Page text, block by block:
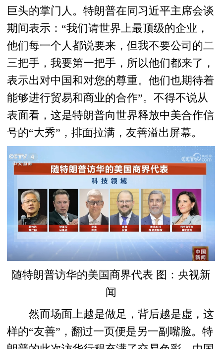
巨头的掌门人。特朗普在同习近平主席会谈
期间表示：“我们请世界上最顶级的企业，
他们每一个人都说要来，但我不要公司的二
三把手，我要第一把手，所以他们都来了，
表示出对中国和对您的尊重。他们也期待着
能够进行贸易和商业的合作”。不得不说从
表面看，这是特朗普向世界释放中美合作信
号的“大秀”，排面拉满，友善溢出屏幕。
随特朗普访华的美国商界代表 图：央视新
闻
然而场面上越是做足，背后越是虚，这
样的“友善”，翻过一页便是另一副嘴脸。特